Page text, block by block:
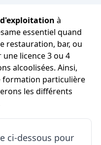
à
essentiel quand
restauration, bar, ou
licence 3 ou 4
alcoolisées. Ainsi,
formation particulière
les différents
ci-dessous pour